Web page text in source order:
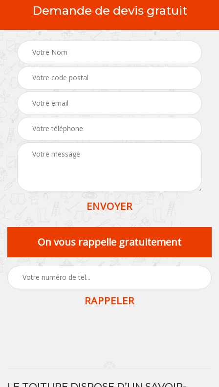
Demande de devis gratuit
On vous rappelle gratuitement